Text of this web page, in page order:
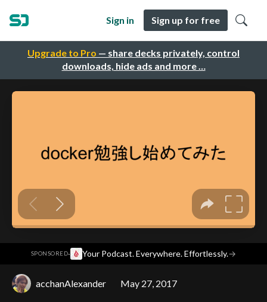
Upgrade to Pro — share decks privately, control
downloads, hide ads and more …
Sign in Sign up for free
SPONSORED· Your Podcast. Everywhere. Effortlessly.→
acchanAlexander May 27, 2017